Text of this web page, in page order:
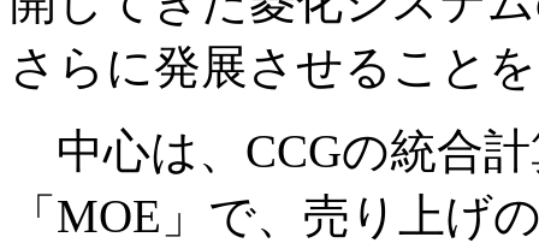
さらに発展させること
中心は、CCGの統合
「MOE」で、売り上げ